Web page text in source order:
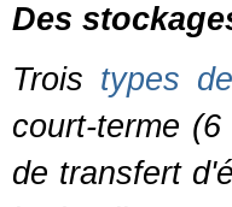
Des
Trois types
court-terme
de transfert